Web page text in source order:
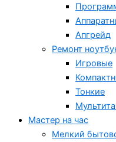
Апгрейд
Ремонт
Игровые
Тонкие
Мастер на час
Мелкий